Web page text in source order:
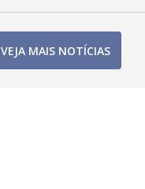
VEJA MAIS NOTÍCIAS